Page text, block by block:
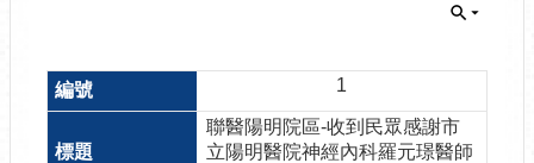
1
聯醫陽明院區-收到民眾感謝市
立陽明醫院神經內科羅元璟醫師